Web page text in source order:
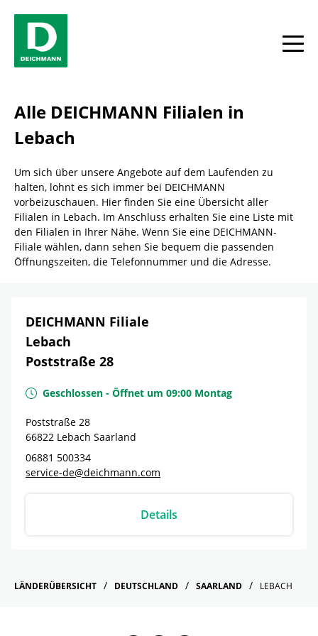
Alle
Alle DEICHMANN Filialen in
Lebach
Um sich über unsere Angebote auf dem Laufenden zu
halten, lohnt es sich immer bei DEICHMANN
vorbeizuschauen. Hier finden Sie eine Übersicht aller
Filialen in Lebach. Im Anschluss erhalten Sie eine Liste mit
den Filialen in Ihrer Nähe. Wenn Sie eine DEICHMANN-
Filiale wählen, dann sehen Sie bequem die passenden
Öffnungszeiten, die Telefonnummer und die Adresse.
DEICHMANN Filiale
Lebach
Poststraße 28
Geschlossen - Öffnet um 09:00 Montag
Poststraße 28
66822 Lebach Saarland
06881 500334
service-de@deichmann.com
Details
LÄNDERÜBERSICHT DEUTSCHLAND SAARLAND LEBACH